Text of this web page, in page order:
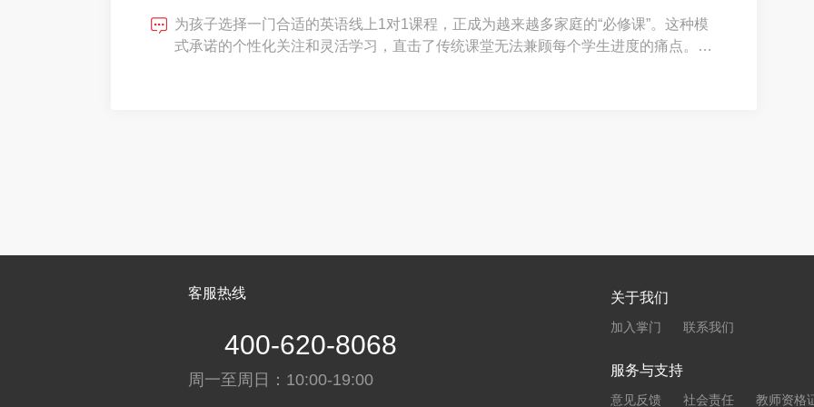
为孩子选择一门合适的英语线上1对1课程，正成为越来越多家庭的“必修课”。这种模
式承诺的个性化关注和灵活学习，直击了传统课堂无法兼顾每个学生进度的痛点。然
客服热线
400-620-8068
周一至周日：10:00-19:00
关于我们
加入掌门 联系我们
服务与支持
意见反馈 社会责任 教师资格